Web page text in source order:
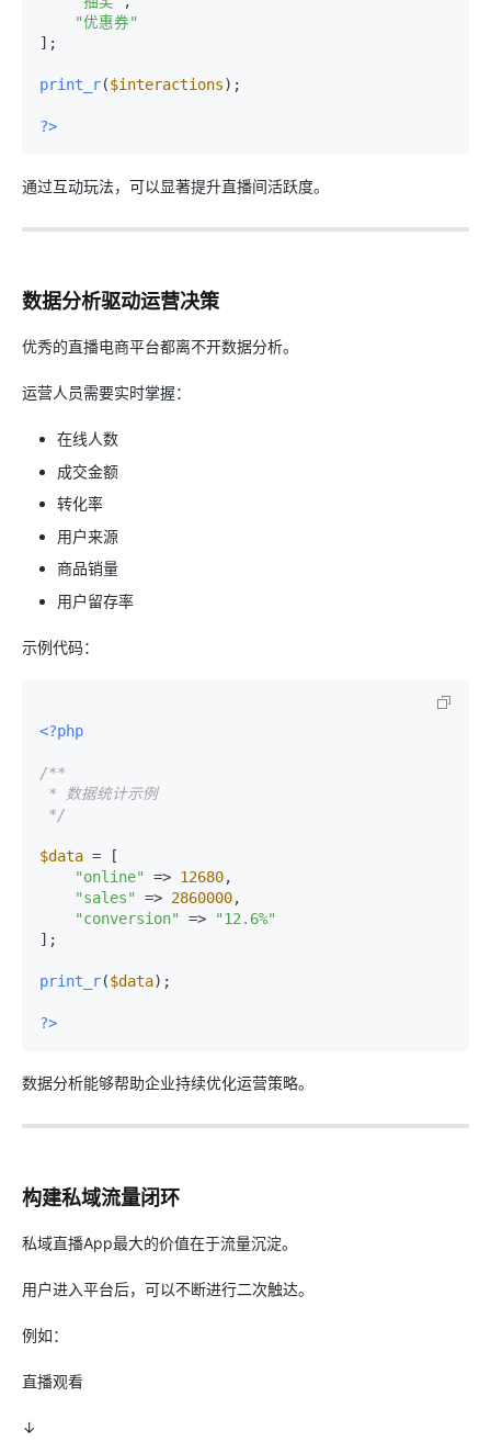
"优惠券"
];
print_r($interactions);
?>
通过互动玩法，可以显著提升直播间活跃度。
数据分析驱动运营决策
优秀的直播电商平台都离不开数据分析。
运营人员需要实时掌握：
在线人数
成交金额
转化率
用户来源
商品销量
用户留存率
示例代码：
<?php
/**
*/
$data = [
"online"
=> 12680,
"sales"
=> 2860000,
"conversion"
=>
"12.6%"
];
print_r($data);
?>
数据分析能够帮助企业持续优化运营策略。
构建私域流量闭环
私域直播App最大的价值在于流量沉淀。
用户进入平台后，可以不断进行二次触达。
例如：
直播观看
↓